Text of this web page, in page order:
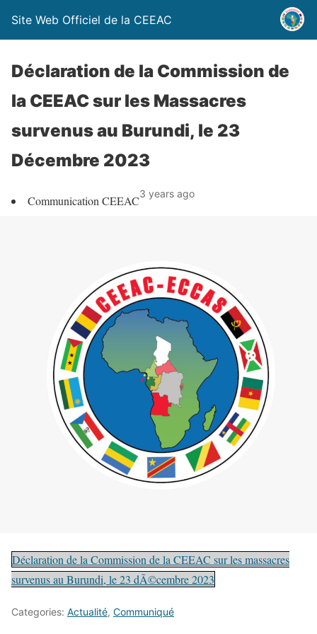
Site Web Officiel de la CEEAC
Déclaration de la Commission de
la CEEAC sur les Massacres
survenus au Burundi, le 23
Décembre 2023
Communication CEEAC3 years ago
Déclaration de la Commission de la CEEAC sur les massacres
survenus au Burundi, le 23 dÃ©cembre 2023
Categories: Actualité, Communiqué